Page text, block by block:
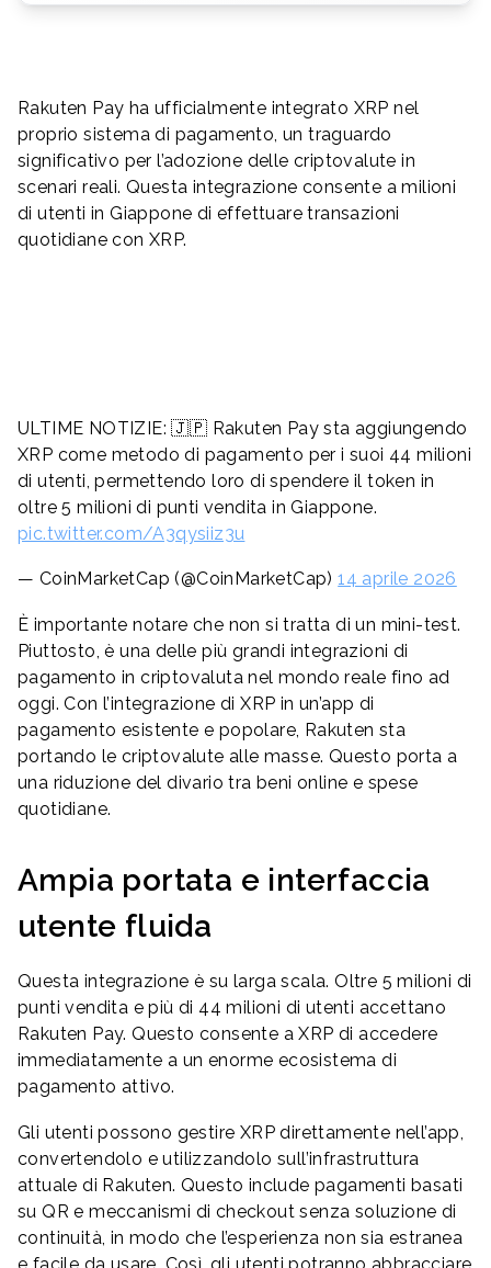
Rakuten Pay ha ufficialmente integrato XRP nel
proprio sistema di pagamento, un traguardo
significativo per l’adozione delle criptovalute in
scenari reali. Questa integrazione consente a milioni
di utenti in Giappone di effettuare transazioni
quotidiane con XRP.
ULTIME NOTIZIE: 🇯🇵 Rakuten Pay sta aggiungendo
XRP come metodo di pagamento per i suoi 44 milioni
di utenti, permettendo loro di spendere il token in
oltre 5 milioni di punti vendita in Giappone.
pic.twitter.com/A3qysiiz3u
— CoinMarketCap (@CoinMarketCap)14 aprile 2026
È importante notare che non si tratta di un mini-test.
Piuttosto, è una delle più grandi integrazioni di
pagamento in criptovaluta nel mondo reale fino ad
oggi. Con l’integrazione di XRP in un’app di
pagamento esistente e popolare, Rakuten sta
portando le criptovalute alle masse. Questo porta a
una riduzione del divario tra beni online e spese
quotidiane.
Ampia portata e interfaccia
utente fluida
Questa integrazione è su larga scala. Oltre 5 milioni di
punti vendita e più di 44 milioni di utenti accettano
Rakuten Pay. Questo consente a XRP di accedere
immediatamente a un enorme ecosistema di
pagamento attivo.
Gli utenti possono gestire XRP direttamente nell’app,
convertendolo e utilizzandolo sull’infrastruttura
attuale di Rakuten. Questo include pagamenti basati
su QR e meccanismi di checkout senza soluzione di
continuità, in modo che l’esperienza non sia estranea